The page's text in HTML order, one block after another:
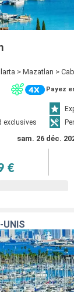
> Mazatlan >
Payez
exclusives
sam. 26 déc.
€
UNIS